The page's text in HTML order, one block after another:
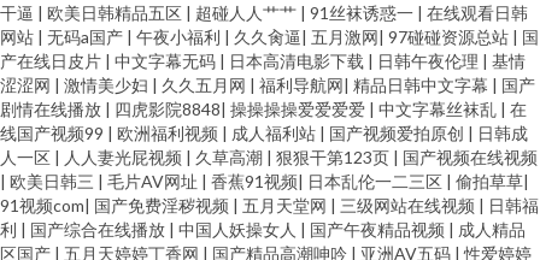
干逼 | 欧美日韩精品五区 | 超碰人人艹艹 | 91丝袜诱惑一 | 在线观看日韩
网站 | 无码a国产 | 午夜小福利 | 久久肏逼| 五月激网| 97碰碰资源总站 | 国
产在线日皮片 | 中文字幕无码 | 日本高清电影下载 | 日韩午夜伦理 | 基情
涩涩网 | 激情美少妇 | 久久五月网 | 福利导航网| 精品日韩中文字幕 | 国产
剧情在线播放 | 四虎影院8848| 操操操操爱爱爱爱 | 中文字幕丝袜乱 | 在
线国产视频99 | 欧洲福利视频 | 成人福利站 | 国产视频爱拍原创 | 日韩成
人一区 | 人人妻光屁视频 | 久草高潮 | 狠狠干第123页 | 国产视频在线视频
| 欧美日韩三 | 毛片AV网址 | 香蕉91视频| 日本乱伦一二三区 | 偷拍草草|
91视频com| 国产免费淫秽视频 | 五月天堂网 | 三级网站在线视频 | 日韩福
利 | 国产综合在线播放 | 中国人妖操女人 | 国产午夜精品视频 | 成人精品
区国产 | 五月天婷婷丁香网 | 国产精品高潮呻吟 | 亚洲AV五码 |性爱婷婷